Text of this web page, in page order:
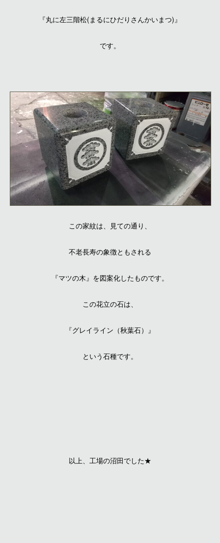
『丸に左三階松(まるにひだりさんかいまつ) 』
です。
この家紋は、見ての通り、
不老長寿の象徴ともされる
『マツの木』を図案化したものです。
この花立の石は、
『グレイライン（秋葉石）』
という石種です。
以上、工場の沼田でした★